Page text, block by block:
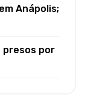
Anápolis;
presos por